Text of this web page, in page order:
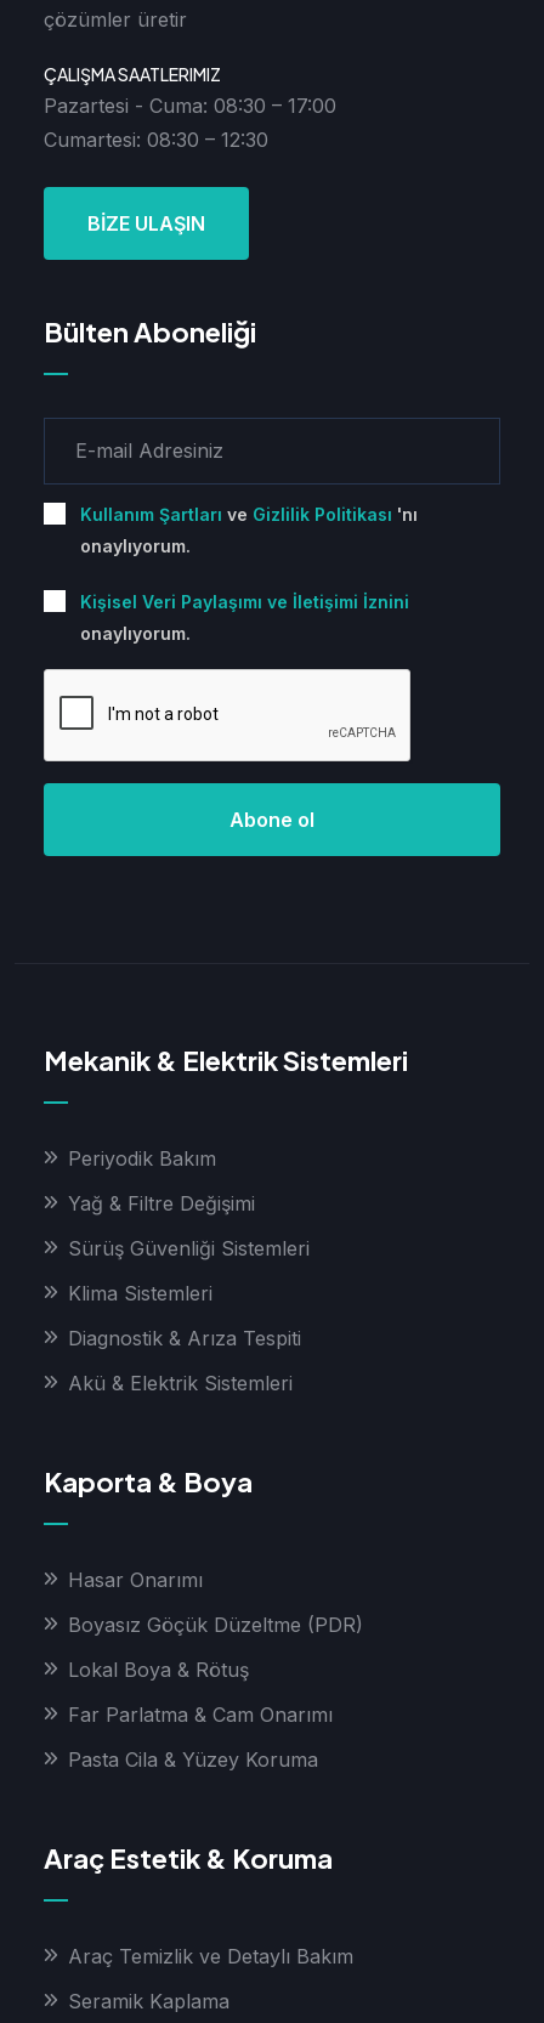
çözümler üretir
ÇALIŞMA SAATLERIMIZ
Pazartesi - Cuma: 08:30 – 17:00
Cumartesi: 08:30 – 12:30
BİZE ULAŞIN
Bülten Aboneliği
Kullanım Şartları ve Gizlilik Politikası 'nı
onaylıyorum.
Kişisel Veri Paylaşımı ve İletişimi İznini
onaylıyorum.
Abone ol
Mekanik & Elektrik Sistemleri
Periyodik Bakım
Yağ & Filtre Değişimi
Sürüş Güvenliği Sistemleri
Klima Sistemleri
Diagnostik & Arıza Tespiti
Akü & Elektrik Sistemleri
Kaporta & Boya
Hasar Onarımı
Boyasız Göçük Düzeltme (PDR)
Lokal Boya & Rötuş
Far Parlatma & Cam Onarımı
Pasta Cila & Yüzey Koruma
Araç Estetik & Koruma
Araç Temizlik ve Detaylı Bakım
Seramik Kaplama